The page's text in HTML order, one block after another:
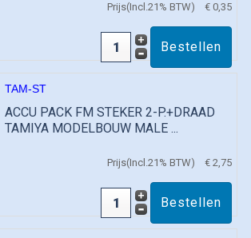
Prijs(Incl.21% BTW) € 0,35
TAM-ST
ACCU PACK FM STEKER 2-P.+DRAAD
TAMIYA MODELBOUW MALE ...
Prijs(Incl.21% BTW) € 2,75